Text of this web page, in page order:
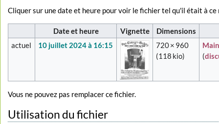
Cliquer sur une date et heure pour voir le fichier tel qu'il était à ce
Date et heure Vignette
Dimensions
actuel
10 juillet 2024 à 16:15
720 × 960
(118 kio)
(
Vous ne pouvez pas remplacer ce fichier.
Utilisation du fichier